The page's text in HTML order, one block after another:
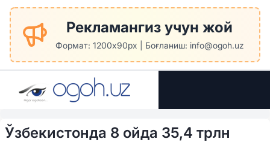
Рекламангиз учун жой
Формат: 1200x90px | Боғланиш: info@ogoh.uz
Ўзбекистонда 8 ойда 35,4 трлн